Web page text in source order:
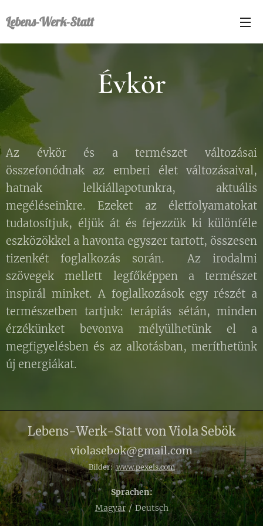
Lebens-Werk-Statt
Évkör
Az évkör és a természet változásai
összefonódnak az emberi élet változásaival,
hatnak lelkiállapotunkra, aktuális
megéléseinkre. Ezeket az életfolyamatokat
tudatosítjuk, éljük átés fejezzük ki különféle
eszközökkel a havonta egyszer tartott, összesen
tizenkét foglalkozás során. Az irodalmi
szövegek mellett legfőképpen a természet
inspirál minket. A foglalkozások egy részét a
természetben tartjuk: terápiás sétán, minden
érzékünket bevonva mélyülhetünk el a
megfigyelésben és az alkotásban, meríthetünk
új energiákat.
Lebens-Werk-Statt von Viola Sebök
violasebok@gmail.com
Bilder:www.pexels.com
Sprachen
Magyar
Deutsch